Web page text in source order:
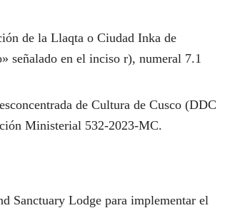
de la Llaqta o Ciudad Inka de
señalado en el inciso r), numeral 7.1
de Cultura de Cusco (DDC
Ministerial 532-2023-MC.
Sanctuary Lodge para implementar el